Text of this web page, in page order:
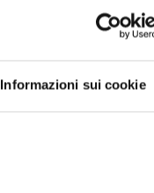
Informazioni sui cookie